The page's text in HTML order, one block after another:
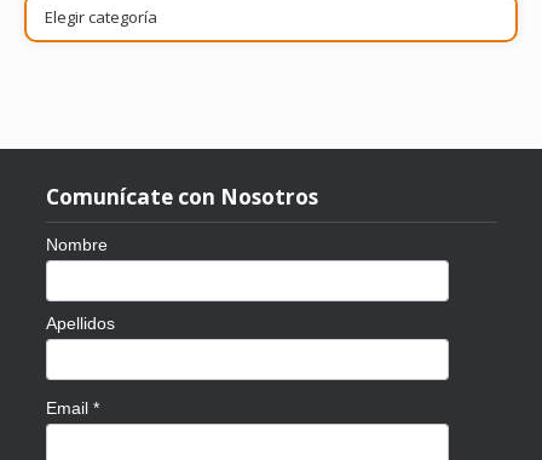
por
tema
Comunícate con Nosotros
Nombre
Apellidos
Email *